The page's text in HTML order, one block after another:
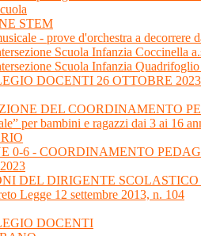
STEM
- prove d'orchestra a decorrere
Scuola Infanzia Coccinella
Scuola Infanzia Quadrifoglio
DOCENTI 26 OTTOBRE 2023
DEL COORDINAMENTO
per bambini e ragazzi dai 3 ai 16
0-6 - COORDINAMENTO
DEL DIRIGENTE
Legge 12 settembre 2013, n. 104
DOCENTI